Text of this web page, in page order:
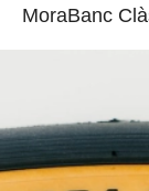
MoraBanc